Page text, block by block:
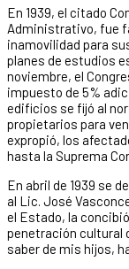
En 1939, el citado
Administrativo, fue
inamovilidad para
planes de estudios
noviembre, el
impuesto de 5%
edificios se fijó al
propietarios para
expropió, los
hasta la Suprema
En abril de 1939 se
al Lic. José
el Estado, la
penetración cultural
saber de mis hijos,